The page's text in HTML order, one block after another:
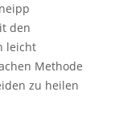
den
leicht
Methode
zu heilen